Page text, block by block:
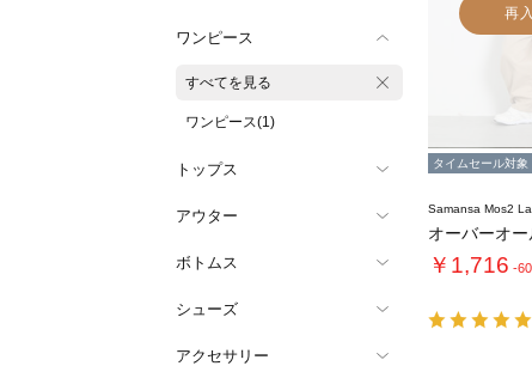
ワンピース
すべてを見る
ワンピース(1)
トップス
アウター
ボトムス
シューズ
アクセサリー
再
タイムセール対象
Samansa Mos2
オーバーオー
￥1,716 -